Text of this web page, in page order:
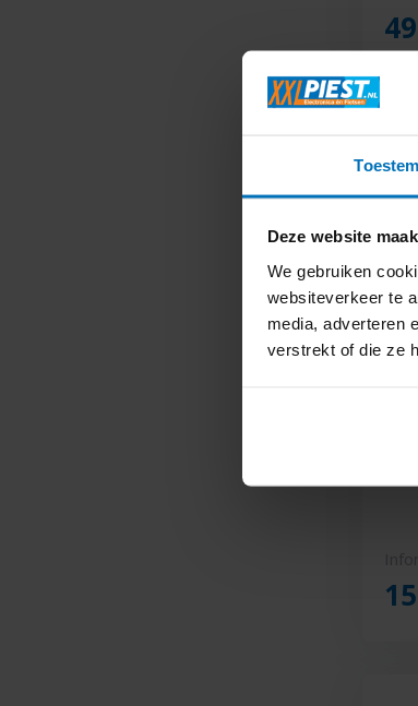
Deze website
We gebruiken
websiteverkeer te
media, adverteren
verstrekt of die ze